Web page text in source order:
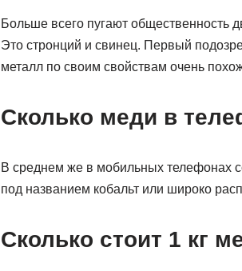
Больше всего пугают общественность
Это стронций и свинец. Первый
металл по своим свойствам очень
Сколько меди в
В среднем же в мобильных телефонах
под названием кобальт или широко
Сколько стоит 1 кг